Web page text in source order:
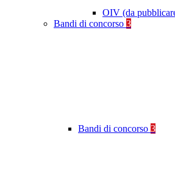
OIV (da
Bandi di concorso 3
Bandi di concorso 3